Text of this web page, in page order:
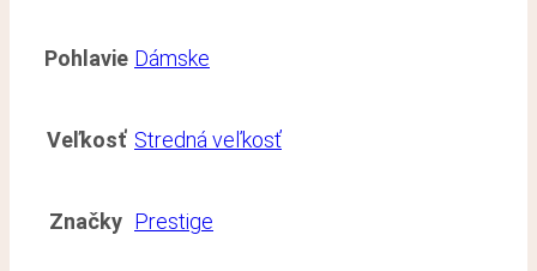
Pohlavie Dámske
Veľkosť Stredná veľkosť
Značky Prestige